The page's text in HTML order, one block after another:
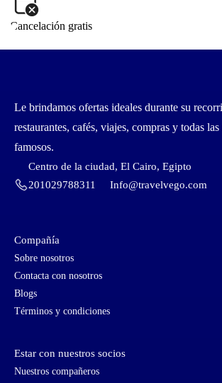
Cancelación gratis
Le brindamos ofertas ideales durante su
restaurantes, cafés, viajes, compras y todas
famosos.
Centro de la ciudad, El Cairo, Egipto
201029788311
Info@travelvego.com
Compañía
Sobre nosotros
Contacta con nosotros
Blogs
Términos y condiciones
Estar con nuestros socios
Nuestros compañeros